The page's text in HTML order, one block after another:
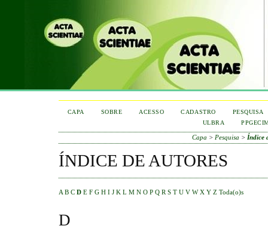
CAPA SOBRE ACESSO CADASTRO
PESQUISA
ULBRA
Capa > Pesquisa > Índice
ÍNDICE DE AUTORES
A B C D E F G H I J K L M N O P Q R S T U V W X Y Z Toda(o)s
D